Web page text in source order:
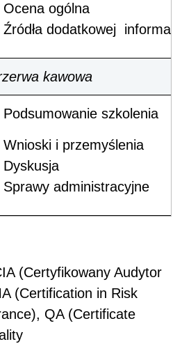
Ocena ogólna
Źródła dodatkowej
kawowa
Podsumowanie szkolenia
Wnioski i przemyślenia
Dyskusja
Sprawy administracyjne
(Certyfikowany Audytor
(Certification in Risk
QA (Certificate